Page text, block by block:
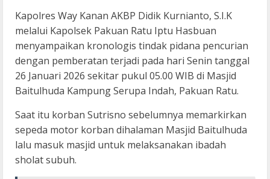
Kapolres Way Kanan AKBP Didik Kurnianto, S.I.K
melalui Kapolsek Pakuan Ratu Iptu Hasbuan
menyampaikan kronologis tindak pidana pencurian
dengan pemberatan terjadi pada hari Senin tanggal
26 Januari 2026 sekitar pukul 05.00 WIB di Masjid
Baitulhuda Kampung Serupa Indah, Pakuan Ratu.
Saat itu korban Sutrisno sebelumnya memarkirkan
sepeda motor korban dihalaman Masjid Baitulhuda
lalu masuk masjid untuk melaksanakan ibadah
sholat subuh.